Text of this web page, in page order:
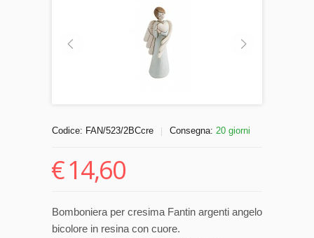
Codice: FAN/523/2BCcre Consegna: 20 giorni
€14,60
Bomboniera per cresima Fantin argenti angelo
bicolore in resina con cuore.